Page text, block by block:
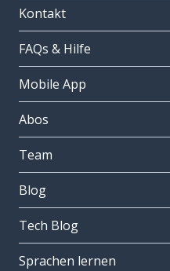
Kontakt
FAQs & Hilfe
Mobile App
Abos
Team
Blog
Tech Blog
Sprachen lernen